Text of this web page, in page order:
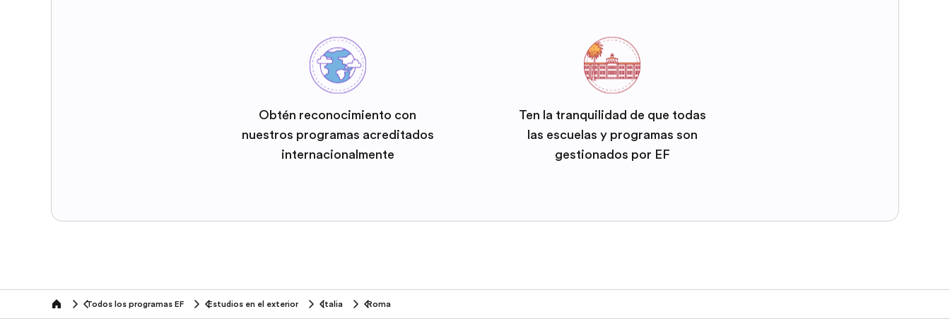
Obtén reconocimiento con
nuestros programas acreditados
internacionalmente
Ten la tranquilidad de que todas
las escuelas y programas son
gestionados por EF
home Todos los programas EF Estudios en el exterior Italia Roma